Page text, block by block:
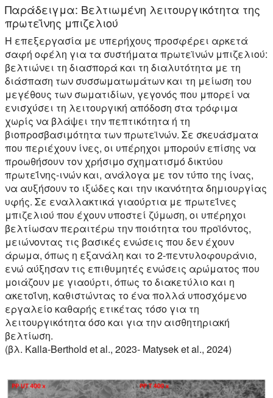
Παράδειγμα: Βελτιωμένη λειτουργικότητα της
πρωτεΐνης μπιζελιού
Η επεξεργασία με υπερήχους προσφέρει αρκετά
σαφή οφέλη για τα συστήματα πρωτεϊνών μπιζελιού:
βελτιώνει τη διασπορά και τη διαλυτότητα με τη
διάσπαση των συσσωματωμάτων και τη μείωση του
μεγέθους των σωματιδίων, γεγονός που μπορεί να
ενισχύσει τη λειτουργική απόδοση στα τρόφιμα
χωρίς να βλάψει την πεπτικότητα ή τη
βιοπροσβασιμότητα των πρωτεϊνών. Σε σκευάσματα
που περιέχουν ίνες, οι υπέρηχοι μπορούν επίσης να
προωθήσουν τον χρήσιμο σχηματισμό δικτύου
πρωτεΐνης-ινών και, ανάλογα με τον τύπο της ίνας,
να αυξήσουν το ιξώδες και την ικανότητα δημιουργίας
υφής. Σε εναλλακτικά γιαούρτια με πρωτεΐνες
μπιζελιού που έχουν υποστεί ζύμωση, οι υπέρηχοι
βελτίωσαν περαιτέρω την ποιότητα του προϊόντος,
μειώνοντας τις βασικές ενώσεις που δεν έχουν
άρωμα, όπως η εξανάλη και το 2-πεντυλοφουράνιο,
ενώ αύξησαν τις επιθυμητές ενώσεις αρώματος που
μοιάζουν με γιαούρτι, όπως το διακετύλιο και η
ακετοΐνη, καθιστώντας το ένα πολλά υποσχόμενο
εργαλείο καθαρής ετικέτας τόσο για τη
λειτουργικότητα όσο και για την αισθητηριακή
βελτίωση.
(βλ. Kalla-Berthold et al., 2023- Matysek et al., 2024)